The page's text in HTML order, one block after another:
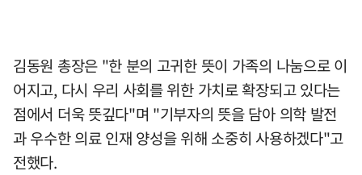
김동원 총장은 "한 분의 고귀한 뜻이 가족의 나눔으로 이
어지고, 다시 우리 사회를 위한 가치로 확장되고 있다는
점에서 더욱 뜻깊다"며 "기부자의 뜻을 담아 의학 발전
과 우수한 의료 인재 양성을 위해 소중히 사용하겠다"고
전했다.